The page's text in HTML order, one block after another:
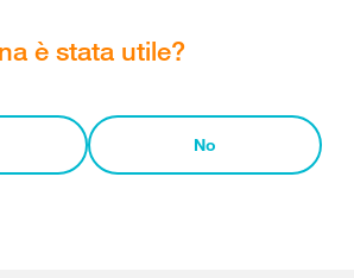
è stata utile?
No